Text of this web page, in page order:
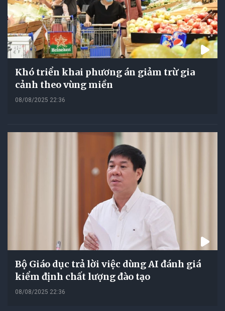
Khó triển khai phương án giảm trừ gia
cảnh theo vùng miền
08/08/2025 22:36
Bộ Giáo dục trả lời việc dùng AI đánh giá
kiểm định chất lượng đào tạo
08/08/2025 22:36